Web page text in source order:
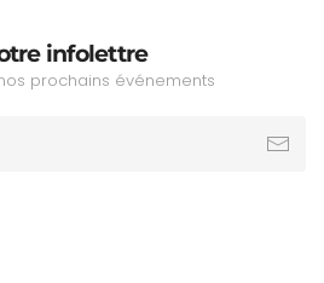
infolettre
prochains événements